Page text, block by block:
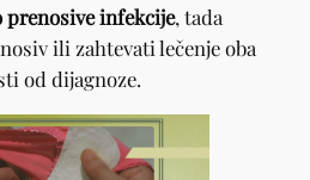
infekcije, tada
ili zahtevati lečenje oba
od dijagnoze.